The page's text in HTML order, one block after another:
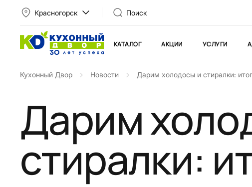
Красногорск Поиск
КАТАЛОГ АКЦИИ УСЛУГИ
Кухонный Двор Новости Дарим холодосы и стиралки:
Дарим
стиралки: